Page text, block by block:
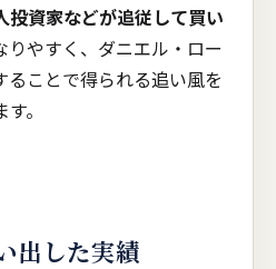
投資家などが追従して買い
りやすく、ダニエル・ロー
ことで得られる追い風を
。
出した実績